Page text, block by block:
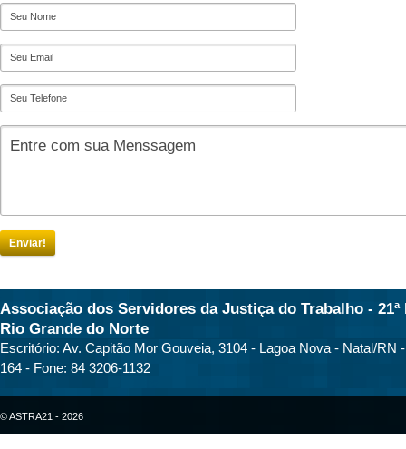
Enviar!
Associação dos Servidores da Justiça do Trabalho - 21ª
Rio Grande do Norte
Escritório: Av. Capitão Mor Gouveia, 3104 - Lagoa Nova - Natal/RN
164 - Fone: 84 3206-1132
© ASTRA21 - 2026